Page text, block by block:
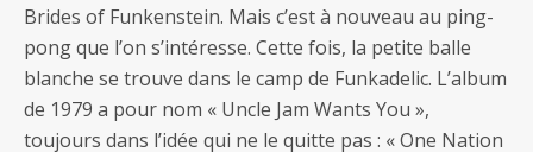
Brides of Funkenstein. Mais c’est à nouveau au ping-
pong que l’on s’intéresse. Cette fois, la petite balle
blanche se trouve dans le camp de Funkadelic. L’album
de 1979 a pour nom « Uncle Jam Wants You »,
toujours dans l’idée qui ne le quitte pas : « One Nation